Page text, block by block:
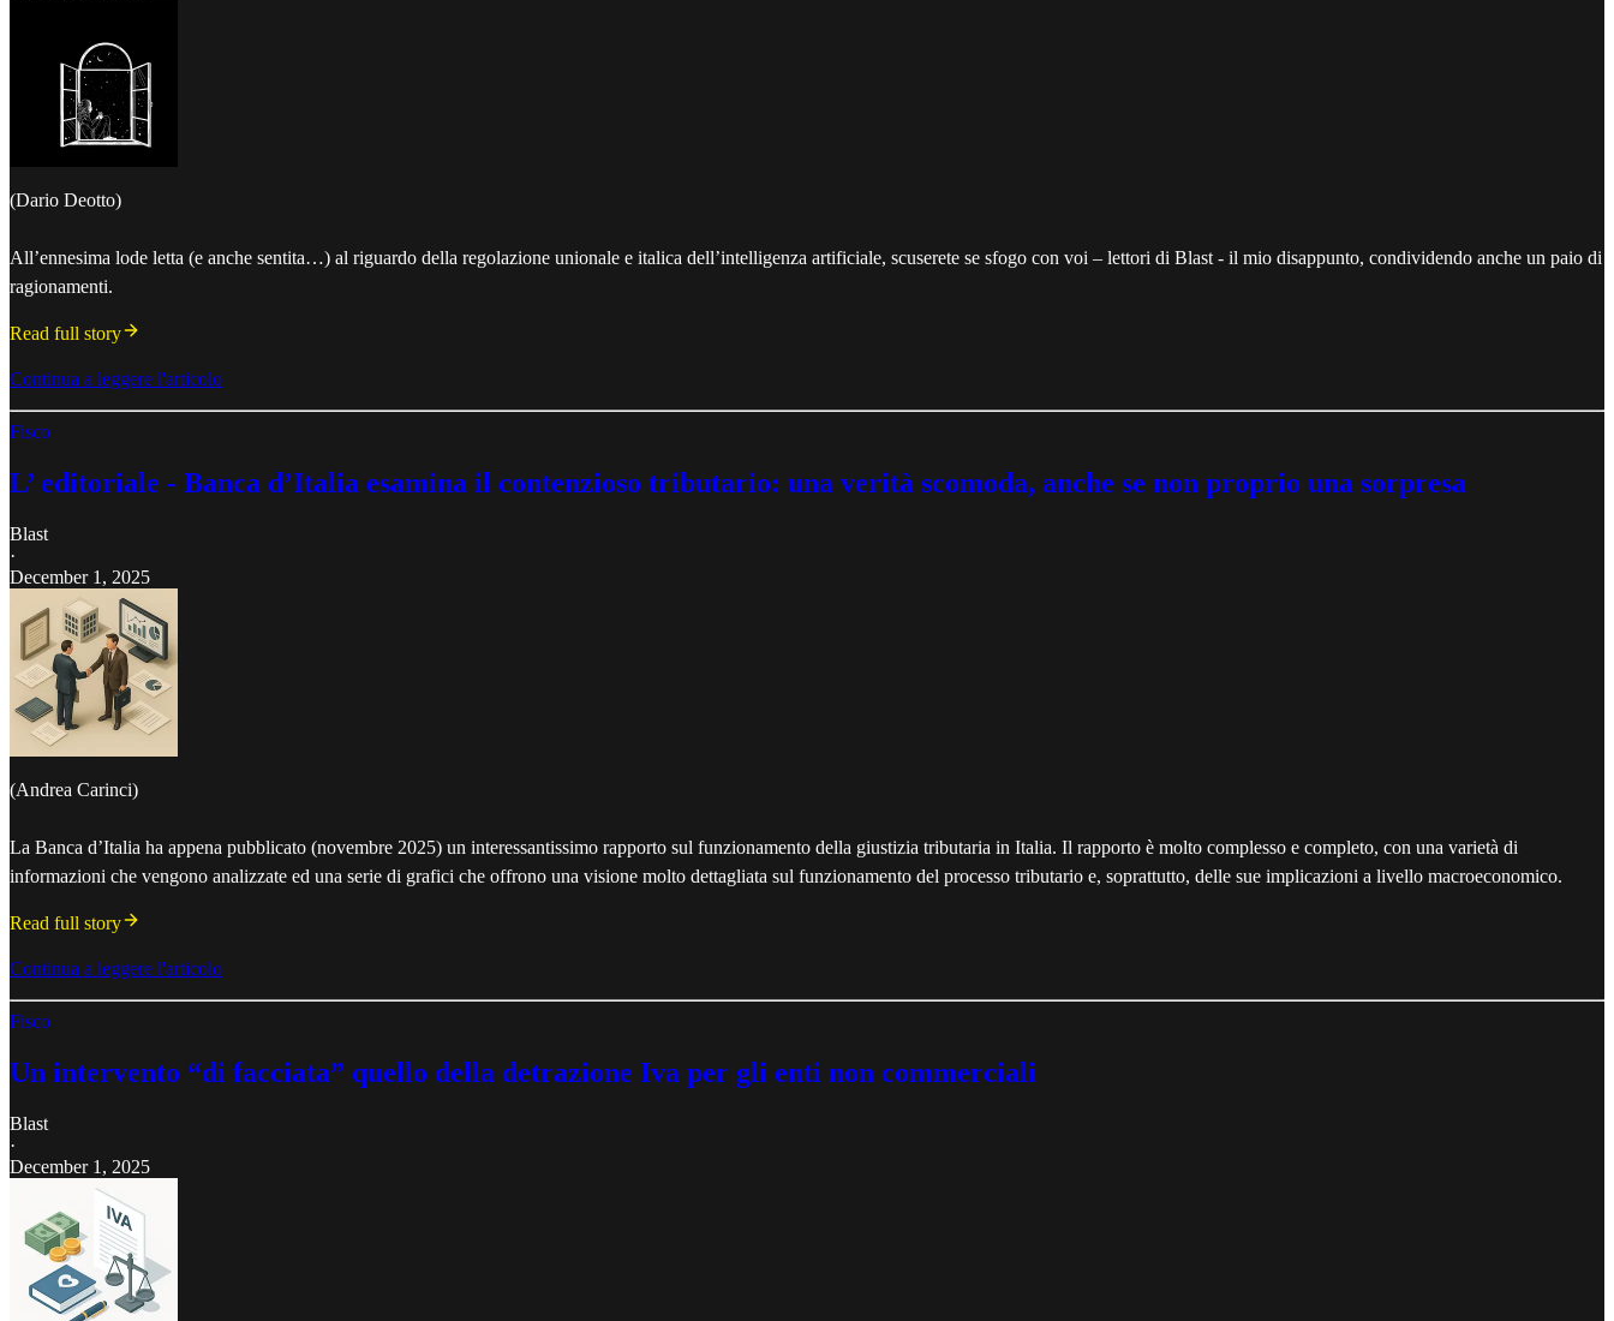
(Dario Deotto)
All’ennesima lode letta (e anche sentita…) al riguardo della regolazione unionale e italica dell’intelligenza artificiale, scuserete se sfogo con voi – lettori di Blast - il mio disappunto, condividendo anche un paio di
ragionamenti.
Read full story
Continua a leggere l'articolo
Fisco
L’ editoriale - Banca d’Italia esamina il contenzioso tributario: una verità scomoda, anche se non proprio una sorpresa
Blast
·
December 1, 2025
(Andrea Carinci)
La Banca d’Italia ha appena pubblicato (novembre 2025) un interessantissimo rapporto sul funzionamento della giustizia tributaria in Italia. Il rapporto è molto complesso e completo, con una varietà di
informazioni che vengono analizzate ed una serie di grafici che offrono una visione molto dettagliata sul funzionamento del processo tributario e, soprattutto, delle sue implicazioni a livello macroeconomico.
Read full story
Continua a leggere l'articolo
Fisco
Un intervento “di facciata” quello della detrazione Iva per gli enti non commerciali
Blast
·
December 1, 2025